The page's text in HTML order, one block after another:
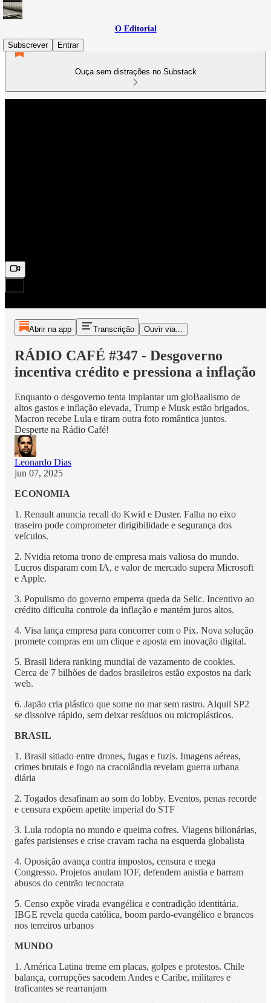
O Editorial
Subscrever
Entrar
Ouça sem distrações no Substack
Abrir na app Transcrição Ouvir via...
RÁDIO CAFÉ #347 - Desgoverno
incentiva crédito e pressiona a inflação
Enquanto o desgoverno tenta implantar um gloBaalismo de
altos gastos e inflação elevada, Trump e Musk estão brigados.
Macron recebe Lula e tiram outra foto romântica juntos.
Desperte na Rádio Café!
Leonardo Dias
jun 07, 2025
ECONOMIA
1. Renault anuncia recall do Kwid e Duster. Falha no eixo
traseiro pode comprometer dirigibilidade e segurança dos
veículos.
2. Nvidia retoma trono de empresa mais valiosa do mundo.
Lucros disparam com IA, e valor de mercado supera Microsoft
e Apple.
3. Populismo do governo emperra queda da Selic. Incentivo ao
crédito dificulta controle da inflação e mantém juros altos.
4. Visa lança empresa para concorrer com o Pix. Nova solução
promete compras em um clique e aposta em inovação digital.
5. Brasil lidera ranking mundial de vazamento de cookies.
Cerca de 7 bilhões de dados brasileiros estão expostos na dark
web.
6. Japão cria plástico que some no mar sem rastro. Alquil SP2
se dissolve rápido, sem deixar resíduos ou microplásticos.
BRASIL
1. Brasil sitiado entre drones, fugas e fuzis. Imagens aéreas,
crimes brutais e fogo na cracolândia revelam guerra urbana
diária
2. Togados desafinam ao som do lobby. Eventos, penas recorde
e censura expõem apetite imperial do STF
3. Lula rodopia no mundo e queima cofres. Viagens bilionárias,
gafes parisienses e crise cravam racha na esquerda globalista
4. Oposição avança contra impostos, censura e mega
Congresso. Projetos anulam IOF, defendem anistia e barram
abusos do centrão tecnocrata
5. Censo expõe virada evangélica e contradição identitária.
IBGE revela queda católica, boom pardo-evangélico e brancos
nos terreiros urbanos
MUNDO
1. América Latina treme em placas, golpes e protestos. Chile
balança, corrupções sacodem Andes e Caribe, militares e
traficantes se rearranjam